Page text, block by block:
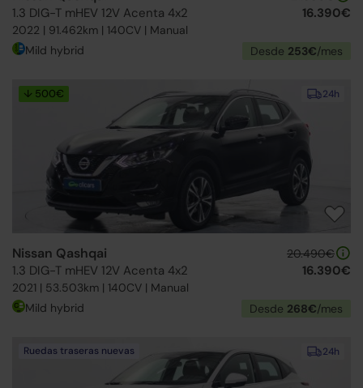
1.3 DIG-T mHEV 12V Acenta 4x2
2022 | 91.462km | 140CV | Manual
16.390€
Mild hybrid Desde 253€/mes
24h
↓ 500€
Nissan Qashqai
1.3 DIG-T mHEV 12V Acenta 4x2
2021 | 53.503km | 140CV | Manual
20.490€
16.390€
Mild hybrid Desde 268€/mes
24h
Ruedas traseras nuevas